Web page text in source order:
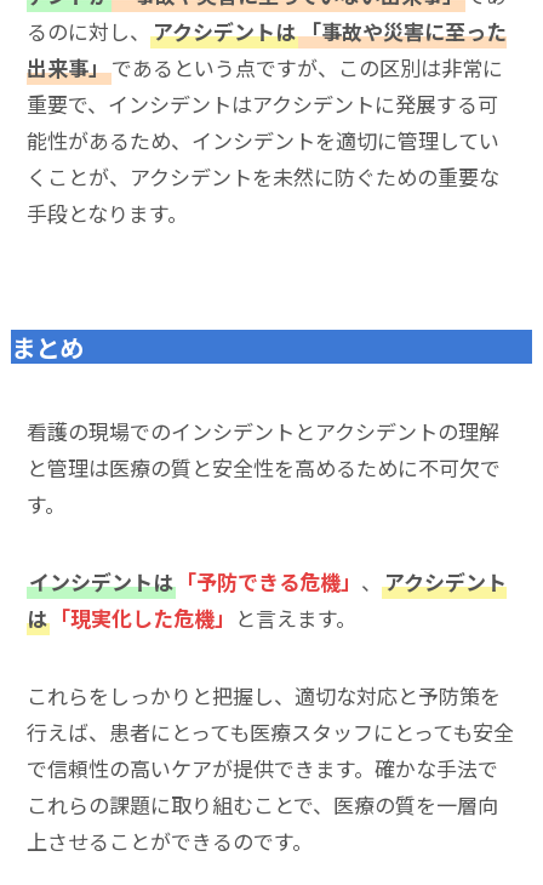
るのに対し、アクシデントは「事故や災害に至った
出来事」であるという点ですが、この区別は非常に
重要で、インシデントはアクシデントに発展する可
能性があるため、インシデントを適切に管理してい
くことが、アクシデントを未然に防ぐための重要な
手段となります。
まとめ
看護の現場でのインシデントとアクシデントの理解
と管理は医療の質と安全性を高めるために不可欠で
す。
インシデントは 「予防できる危機」 、アクシデント
は 「現実化した危機」 と言えます。
これらをしっかりと把握し、適切な対応と予防策を
行えば、患者にとっても医療スタッフにとっても安全
で信頼性の高いケアが提供できます。確かな手法で
これらの課題に取り組むことで、医療の質を一層向
上させることができるのです。